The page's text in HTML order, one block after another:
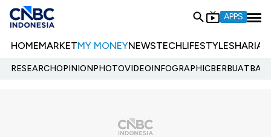
APPS
HOMEMARKETMY MONEYNEWSTECHLIFESTYLESHARIA
RESEARCHOPINIONPHOTOVIDEOINFOGRAPHIC